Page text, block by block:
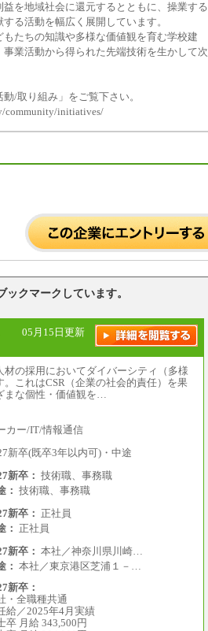
を地域社会に還元するとともに、操業する
る活動を幅広く展開しています。
たちの知識や多様な価値観を育む学校建
業活動から得られた先端技術を生かして次
/取り組み」をご覧下さい。
community/initiatives/
クマークしています。
05月15日更新
材の採用においてダイバーシティ（多様
これはCSR（企業の社会的責任）を果
まな個性・価値観を…
カー/IT/情報通信
新卒(既卒3年以内可)・中途
新卒： 技術職、事務職
： 技術職、事務職
新卒： 正社員
： 正社員
新卒： 本社／神奈川県川崎…
： 本社／東京港区芝浦１－…
新卒：
・全職種共通
給／2025年4月実績
卒 月給 343,500円